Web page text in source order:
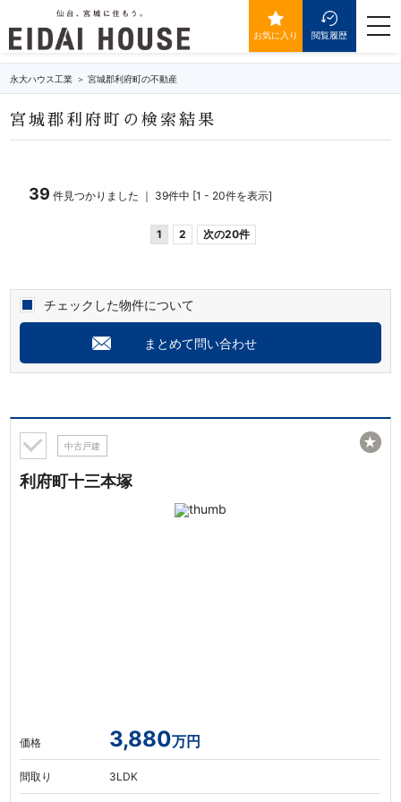
お気に入り 閲覧履歴
永大ハウス工業 宮城郡利府町の不動産
宮城郡利府町の検索結果
39 件見つかりました ｜ 39件中 [1 - 20件を表示]
1 2 次の20件
チェックした物件について
まとめて問い合わせ
中古戸建
利府町十三本塚
価格 3,880万円
間取り 3LDK
★